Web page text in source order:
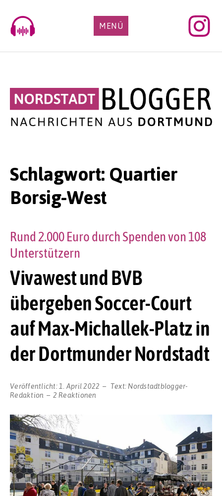
content
MENÜ
Schlagwort: Quartier
Borsig-West
Vivawest und BVB
übergeben Soccer-Court
auf Max-Michallek-Platz in
der Dortmunder Nordstadt
Rund 2.000 Euro durch Spenden von 108
Unterstützern
Veröffentlicht: 1. April 2022 Text: Nordstadtblogger-
Redaktion
2 Reaktionen